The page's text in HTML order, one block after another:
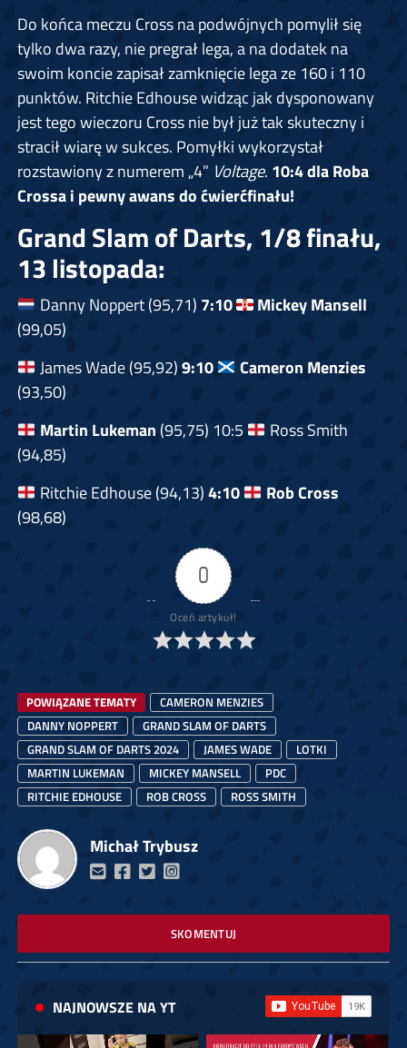
Do końca meczu Cross na podwójnych pomylił się
tylko dwa razy, nie pregrał lega, a na dodatek na
swoim koncie zapisał zamknięcie lega ze 160 i 110
punktów. Ritchie Edhouse widząc jak dysponowany
jest tego wieczoru Cross nie był już tak skuteczny i
stracił wiarę w sukces. Pomyłki wykorzystał
rozstawiony z numerem „4” Voltage. 10:4 dla Roba
Crossa i pewny awans do ćwierćfinału!
Grand Slam of Darts, 1/8 finału,
13 listopada:
Danny Noppert (95,71) 7:10
Mickey Mansell
(99,05)
James Wade (95,92)9:10
Cameron Menzies
(93,50)
Martin Lukeman (95,75) 10:5
Ross Smith
(94,85)
Ritchie Edhouse (94,13)4:10
Rob Cross
(98,68)
0
Oceń artykuł!
POWIĄZANE TEMATY
CAMERON MENZIES
DANNY NOPPERT
GRAND SLAM OF DARTS
GRAND SLAM OF DARTS 2024
JAMES WADE
LOTKI
MARTIN LUKEMAN
MICKEY MANSELL
PDC
RITCHIE EDHOUSE
ROB CROSS ROSS SMITH
Michał Trybusz
SKOMENTUJ
NAJNOWSZE NA YT